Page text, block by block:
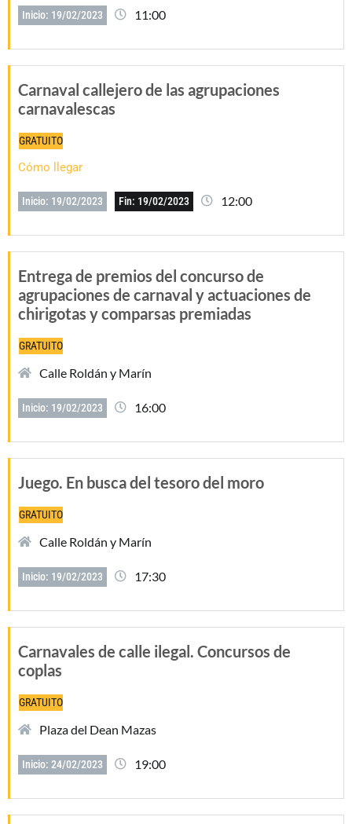
Inicio: 19/02/2023 11:00
Carnaval callejero de las agrupaciones
carnavalescas
GRATUITO
Cómo llegar
Inicio: 19/02/2023 Fin: 19/02/2023 12:00
Entrega de premios del concurso de
agrupaciones de carnaval y actuaciones de
chirigotas y comparsas premiadas
GRATUITO
Calle Roldán y Marín
Inicio: 19/02/2023 16:00
Juego. En busca del tesoro del moro
GRATUITO
Calle Roldán y Marín
Inicio: 19/02/2023 17:30
Carnavales de calle ilegal. Concursos de
coplas
GRATUITO
Plaza del Dean Mazas
Inicio: 24/02/2023 19:00